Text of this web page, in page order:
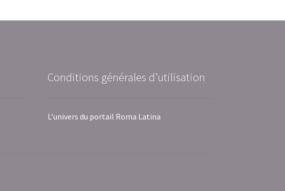
Conditions générales d’utilisation
L’univers du portail Roma Latina